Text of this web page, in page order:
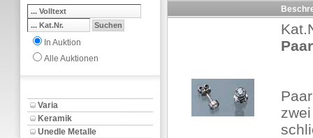
In Auktion
Alle Auktionen
Varia
Keramik
Unedle Metalle